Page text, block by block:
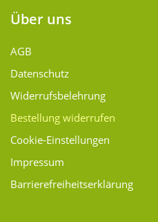
Über uns
AGB
Datenschutz
Widerrufsbelehrung
Bestellung widerrufen
Cookie-Einstellungen
Impressum
Barrierefreiheitserklärung